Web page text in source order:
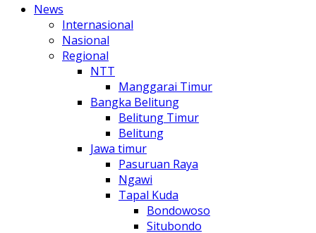
News
Internasional
Nasional
Regional
NTT
Manggarai Timur
Bangka Belitung
Belitung Timur
Belitung
Jawa timur
Pasuruan Raya
Ngawi
Tapal Kuda
Bondowoso
Situbondo